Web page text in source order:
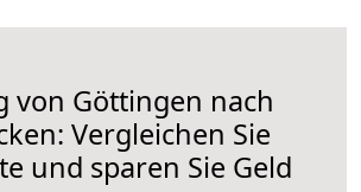
von Göttingen nach
Vergleichen Sie
und sparen Sie Geld